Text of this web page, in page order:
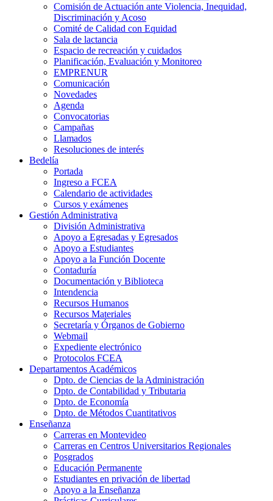
Comisión de Actuación ante Violencia, Inequidad,
Discriminación y Acoso
Comité de Calidad con Equidad
Sala de lactancia
Espacio de recreación y cuidados
Planificación, Evaluación y Monitoreo
EMPRENUR
Comunicación
Novedades
Agenda
Convocatorias
Campañas
Llamados
Resoluciones de interés
Bedelía
Portada
Ingreso a FCEA
Calendario de actividades
Cursos y exámenes
Gestión Administrativa
División Administrativa
Apoyo a Egresadas y Egresados
Apoyo a Estudiantes
Apoyo a la Función Docente
Contaduría
Documentación y Biblioteca
Intendencia
Recursos Humanos
Recursos Materiales
Secretaría y Órganos de Gobierno
Webmail
Expediente electrónico
Protocolos FCEA
Departamentos Académicos
Dpto. de Ciencias de la Administración
Dpto. de Contabilidad y Tributaria
Dpto. de Economía
Dpto. de Métodos Cuantitativos
Enseñanza
Carreras en Montevideo
Carreras en Centros Universitarios Regionales
Posgrados
Educación Permanente
Estudiantes en privación de libertad
Apoyo a la Enseñanza